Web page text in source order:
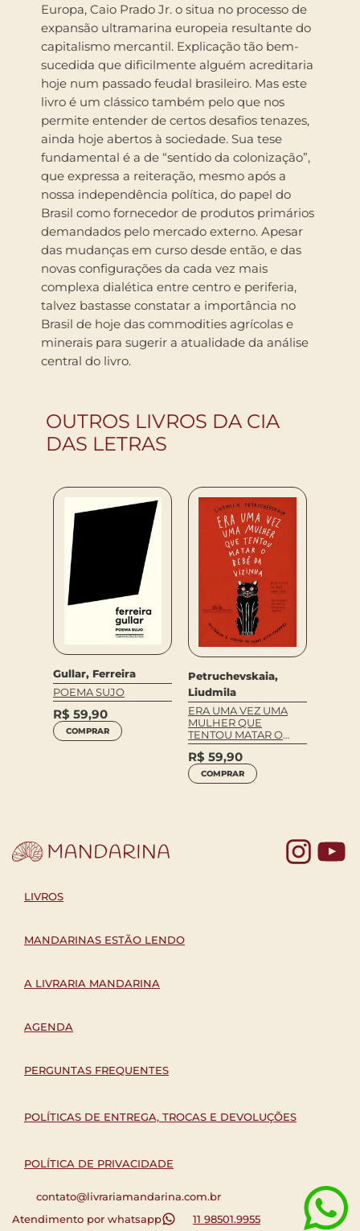
Europa, Caio Prado Jr. o situa no processo de
expansão ultramarina europeia resultante do
capitalismo mercantil. Explicação tão bem-
sucedida que dificilmente alguém acreditaria
hoje num passado feudal brasileiro. Mas este
livro é um clássico também pelo que nos
permite entender de certos desafios tenazes,
ainda hoje abertos à sociedade. Sua tese
fundamental é a de “sentido da colonização”,
que expressa a reiteração, mesmo após a
nossa independência política, do papel do
Brasil como fornecedor de produtos primários
demandados pelo mercado externo. Apesar
das mudanças em curso desde então, e das
novas configurações da cada vez mais
complexa dialética entre centro e periferia,
talvez bastasse constatar a importância no
Brasil de hoje das commodities agrícolas e
minerais para sugerir a atualidade da análise
central do livro.
OUTROS LIVROS DA CIA
DAS LETRAS
Gullar, Ferreira
POEMA SUJO
R$ 59,90
COMPRAR
Petruchevskaia,
Liudmila
ERA UMA VEZ UMA
MULHER QUE
TENTOU MATAR O
BEBÊ DA VIZINHA
R$ 59,90
COMPRAR
LIVROS
MANDARINAS ESTÃO LENDO
A LIVRARIA MANDARINA
AGENDA
PERGUNTAS FREQUENTES
POLÍTICAS DE ENTREGA, TROCAS E DEVOLUÇÕES
POLÍTICA DE PRIVACIDADE
contato@livrariamandarina.com.br
Atendimento por whatsapp
11 98501.9955